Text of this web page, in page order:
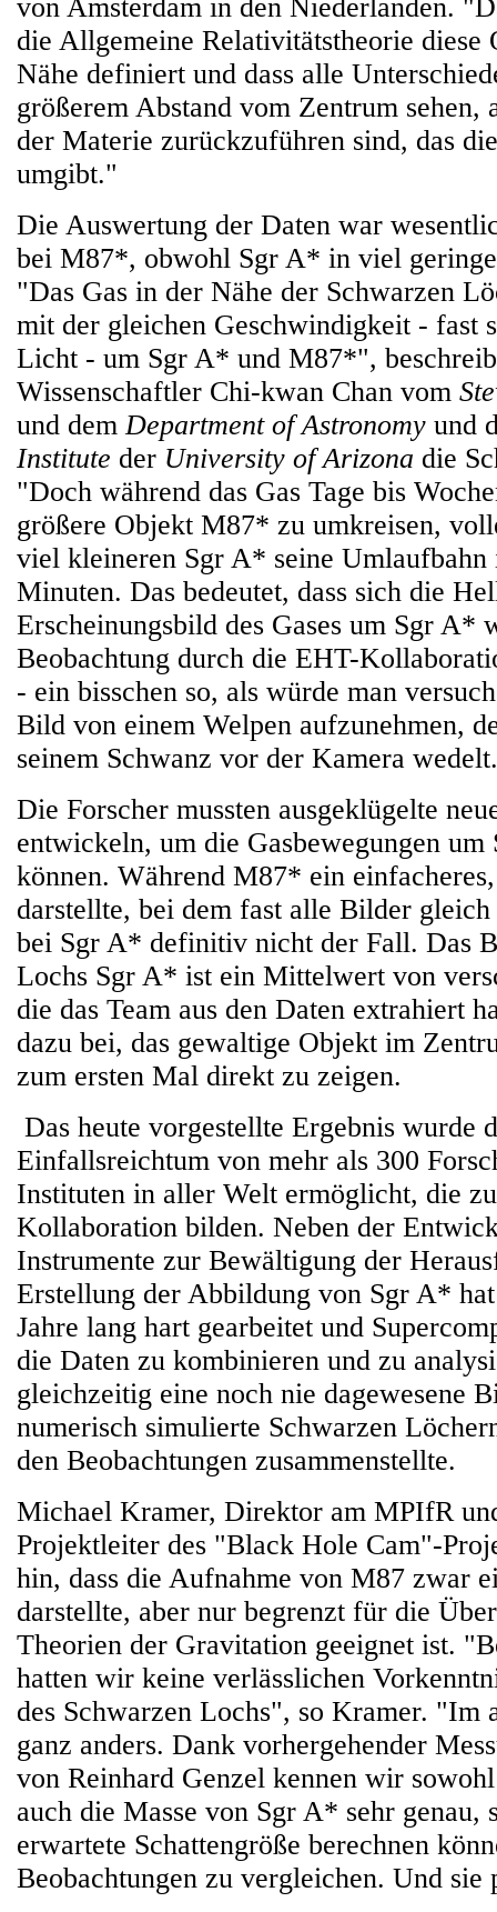
von Amsterdam in den Niederlanden.
die Allgemeine Relativitätstheorie diese
Nähe definiert und dass alle
größerem Abstand vom Zentrum sehen,
der Materie zurückzuführen sind, das
umgibt."
Die Auswertung der Daten war
bei M87*, obwohl Sgr A* in viel
"Das Gas in der Nähe der Schwarzen
mit der gleichen Geschwindigkeit - fast
Licht - um Sgr A* und M87*",
Wissenschaftler Chi-kwan Chan vom
und demDepartment of Astronomy und
Institute der University of Arizona die
"Doch während das Gas Tage bis
größere Objekt M87* zu umkreisen,
viel kleineren Sgr A* seine Umlaufbahn
Minuten. Das bedeutet, dass sich die
Erscheinungsbild des Gases um Sgr A*
Beobachtung durch die EHT-
- ein bisschen so, als würde man
Bild von einem Welpen aufzunehmen,
seinem Schwanz vor der Kamera
Die Forscher mussten ausgeklügelte
entwickeln, um die Gasbewegungen
können. Während M87* ein
darstellte, bei dem fast alle Bilder gleich
bei Sgr A* definitiv nicht der Fall. Das
Lochs Sgr A* ist ein Mittelwert von
die das Team aus den Daten extrahiert
dazu bei, das gewaltige Objekt im
zum ersten Mal direkt zu zeigen.
Das heute vorgestellte Ergebnis wurde
Einfallsreichtum von mehr als 300
Instituten in aller Welt ermöglicht, die
Kollaboration bilden. Neben der
Instrumente zur Bewältigung der
Erstellung der Abbildung von Sgr A*
Jahre lang hart gearbeitet und
die Daten zu kombinieren und zu
gleichzeitig eine noch nie dagewesene
numerisch simulierte Schwarzen
den Beobachtungen zusammenstellte.
Michael Kramer, Direktor am MPIfR
Projektleiter des "Black Hole Cam"-
hin, dass die Aufnahme von M87 zwar
darstellte, aber nur begrenzt für die
Theorien der Gravitation geeignet ist.
hatten wir keine verlässlichen
des Schwarzen Lochs", so Kramer. "Im
ganz anders. Dank vorhergehender
von Reinhard Genzel kennen wir
auch die Masse von Sgr A* sehr genau,
erwartete Schattengröße berechnen
Beobachtungen zu vergleichen. Und sie